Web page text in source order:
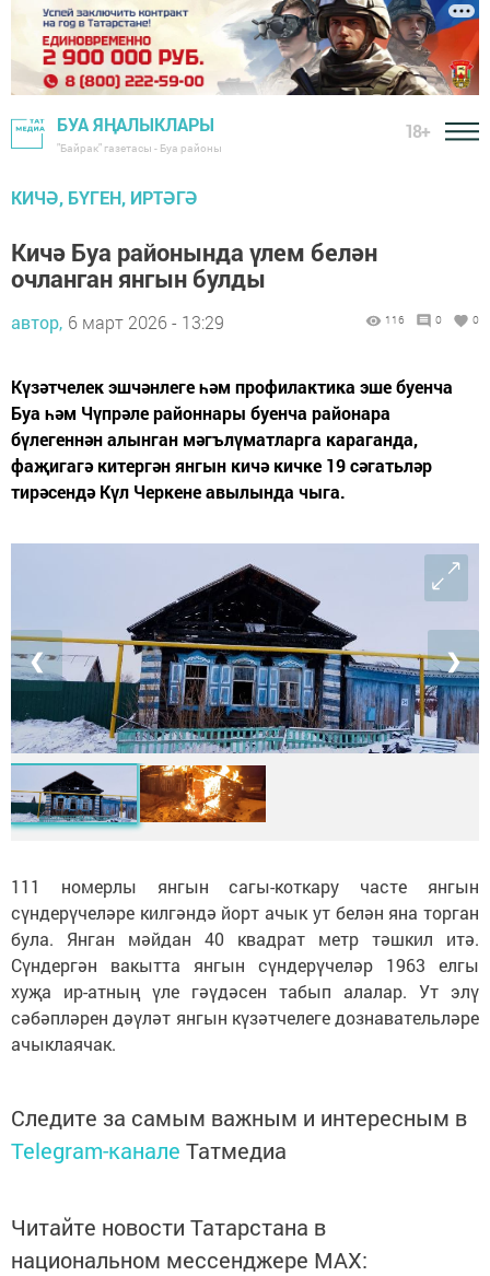
БУА ЯҢАЛЫКЛАРЫ
"Байрак" газетасы - Буа районы
18+
КИЧӘ, БҮГЕН, ИРТӘГӘ
Кичә Буа районында үлем белән
очланган янгын булды
автор, 6 март 2026 - 13:29 116 0 0
Күзәтчелек эшчәнлеге һәм профилактика эше буенча
Буа һәм Чүпрәле районнары буенча районара
бүлегеннән алынган мәгълүматларга караганда,
фаҗигагә китергән янгын кичә кичке 19 сәгатьләр
тирәсендә Күл Черкене авылында чыга.
❮ ❯
111 номерлы янгын сагы-коткару часте янгын
сүндерүчеләре килгәндә йорт ачык ут белән яна торган
була. Янган мәйдан 40 квадрат метр тәшкил итә.
Сүндергән вакытта янгын сүндерүчеләр 1963 елгы
хуҗа ир-атның үле гәүдәсен табып алалар. Ут элү
сәбәпләрен дәүләт янгын күзәтчелеге дознавательләре
ачыклаячак.
Следите за самым важным и интересным в
Telegram-канале Татмедиа
Читайте новости Татарстана в
национальном мессенджере MАХ: